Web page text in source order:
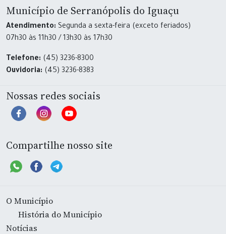
Município de Serranópolis do Iguaçu
Atendimento: Segunda a sexta-feira (exceto feriados)
07h30 às 11h30 / 13h30 às 17h30
Telefone: (45) 3236-8300
Ouvidoria: (45) 3236-8383
Nossas redes sociais
Compartilhe nosso site
O Município
História do Município
Notícias